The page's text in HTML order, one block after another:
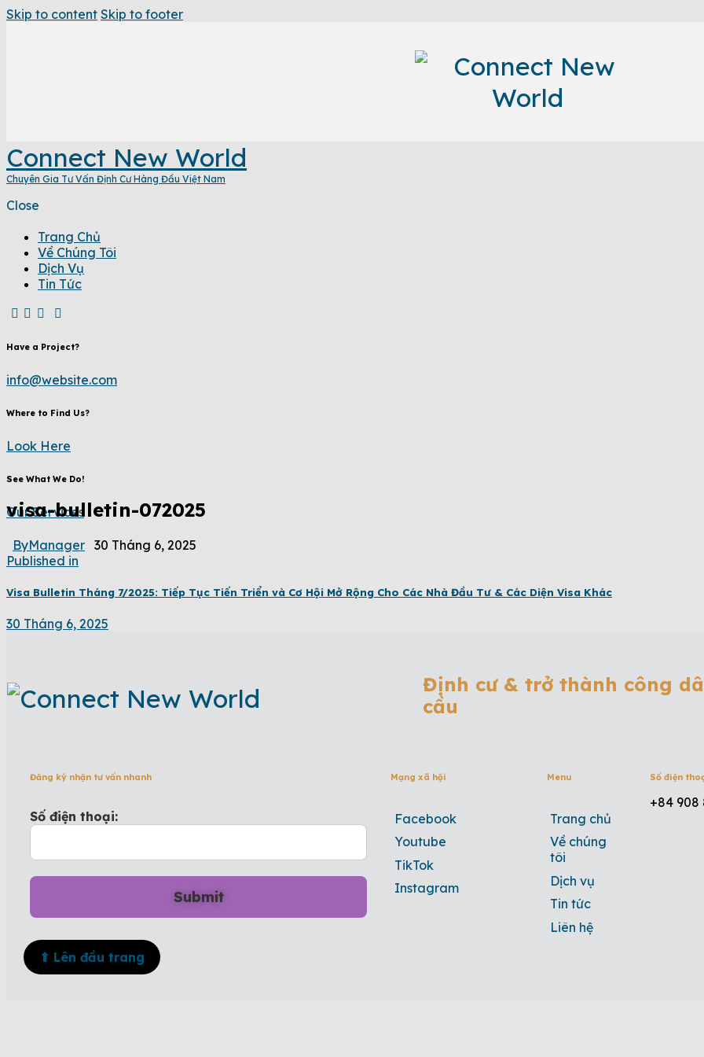
Skip to content Skip to footer
Connect New World
Chuyên Gia Tư Vấn Định Cư Hàng Đầu Việt Nam
Close
Trang Chủ
Về Chúng Tôi
Dịch Vụ
Tin Tức
Have a Project?
info@website.com
Where to Find Us?
Look Here
See What We Do!
Our Services
visa-bulletin-072025
ByManager 30 Tháng 6, 2025
Published in
Visa Bulletin Tháng 7/2025: Tiếp Tục Tiến Triển và Cơ Hội Mở Rộng Cho Các Nhà Đầu Tư & Các Diện Visa Khác
30 Tháng 6, 2025
Định cư & trở thành công
cầu
Đăng ký nhận tư vấn nhanh
Số điện thoại:
Mạng xã hội
Facebook
Youtube
TikTok
Instagram
Menu
Trang chủ
Về chúng
tôi
Dịch vụ
Tin tức
Liên hệ
Số điện
+84 908
⬆ Lên đầu trang